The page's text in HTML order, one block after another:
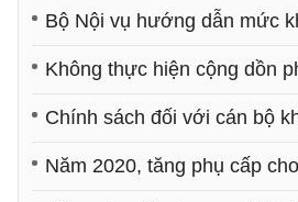
Bộ Nội vụ hướng dẫn mức
Không thực hiện cộng dồn
Chính sách đối với cán bộ
Năm 2020, tăng phụ cấp